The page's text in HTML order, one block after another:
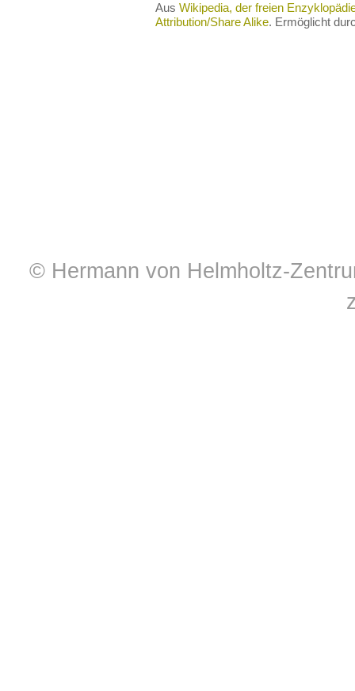
Aus Wikipedia, der freien
Attribution/Share Alike. Ermöglicht
© Hermann von Helmholtz-